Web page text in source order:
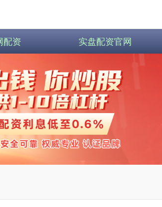
配资 实盘配资官网